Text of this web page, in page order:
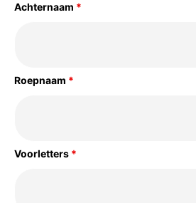
Achternaam *
Roepnaam *
Voorletters *